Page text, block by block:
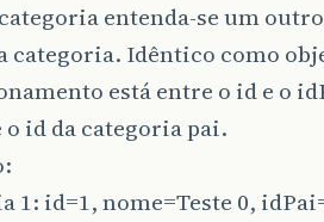
return this.nome;
void setId (int id ) {
this.id = id;
void setIdPai(int idPai )
entenda-se um
categoria. Idêntico como
está entre o id e o
o id da categoria pai.
1: id=1, nome=Teste 0,